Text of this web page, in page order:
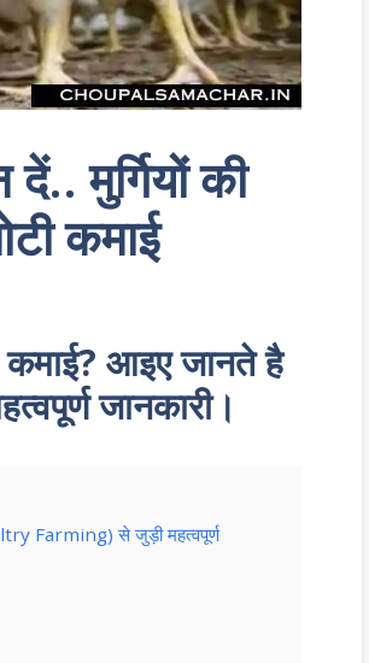
मुर्गियों की
कमाई
कमाई? आइए जानते है
जानकारी।
Farming) से जुड़ी महत्वपूर्ण